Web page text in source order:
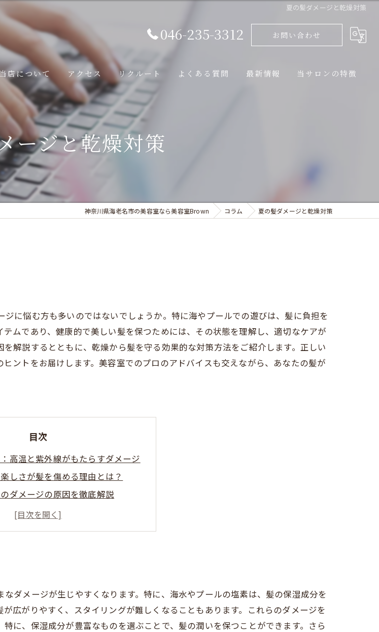
夏の髪ダメージと乾燥対策
046-235-3312 お問い合わせ
店について
スタッフ
コンセプト
Brown​のこだわり
LINE予約の手順
アクセス リクルート よくある質問 最新情報 当サロンの特徴
ヘッドスパ
ージと乾燥対策
神奈川県海老名市の美容室なら美容室Brown コラム 夏の髪ダメージと乾燥対策
に悩む方も多いのではないでしょうか。特に海やプールでの遊びは、髪に負担を
ムであり、健康的で美しい髪を保つためには、その状態を理解し、適切なケアが
解説するとともに、乾燥から髪を守る効果的な対策方法をご紹介します。正しい
ントをお届けします。美容室でのプロのアドバイスも交えながら、あなたの髪が
目次
高温と紫外線がもたらすダメージ
しさが髪を傷める理由とは？
ダメージの原因を徹底解説
ために必要なケア方法とは
夏の髪を守るための効果的対策
に入れるための最終ガイド
ダメージが生じやすくなります。特に、海水やプールの塩素は、髪の保湿成分を
広がりやすく、スタイリングが難しくなることもあります。これらのダメージを
に、保湿成分が豊富なものを選ぶことで、髪の潤いを保つことができます。さら